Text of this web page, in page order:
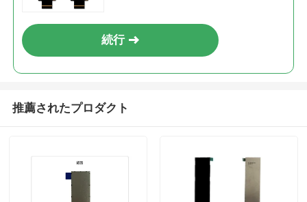
続行
推薦されたプロダクト